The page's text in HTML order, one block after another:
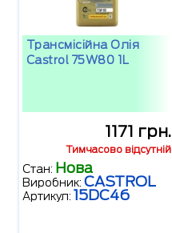
Трансмісійна Олія
Castrol 75W80 1L
1171 грн.
Тимчасово відсутній
Стан: Нова
Виробник: CASTROL
Артикул: 15DC46